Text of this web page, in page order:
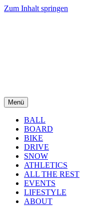
Zum Inhalt springen
Menü
BALL
BOARD
BIKE
DRIVE
SNOW
ATHLETICS
ALL THE REST
EVENTS
LIFESTYLE
ABOUT